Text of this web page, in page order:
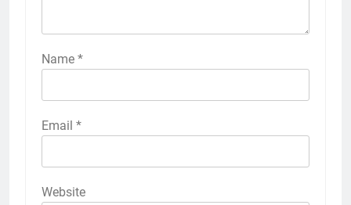
Name *
Email *
Website